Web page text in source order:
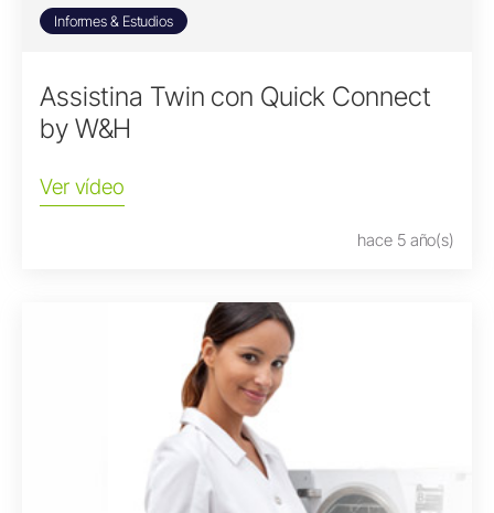
Informes & Estudios
Assistina Twin con Quick Connect
by W&H
Ver vídeo
hace 5 año(s)